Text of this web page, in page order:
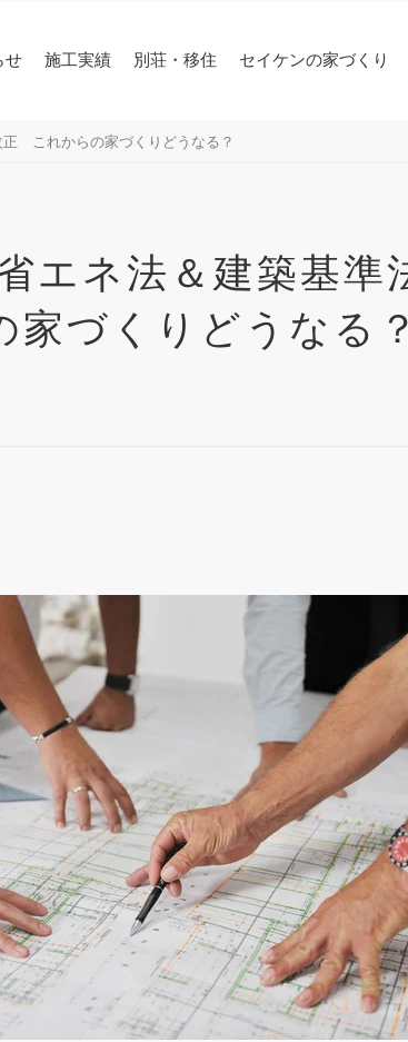
せ 施工実績 別荘・移住 セイケンの家づくり
これからの家づくりどうなる？
エネ法＆建築基準
づくりどうなる？